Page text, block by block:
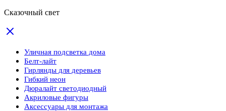
Сказочный свет
Уличная подсветка дома
Белт-лайт
Гирлянды для деревьев
Гибкий неон
Дюралайт светодиодный
Акриловые фигуры
Аксессуары для монтажа